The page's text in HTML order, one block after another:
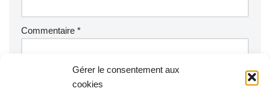
Gérer le consentement aux
cookies
Commentaire *